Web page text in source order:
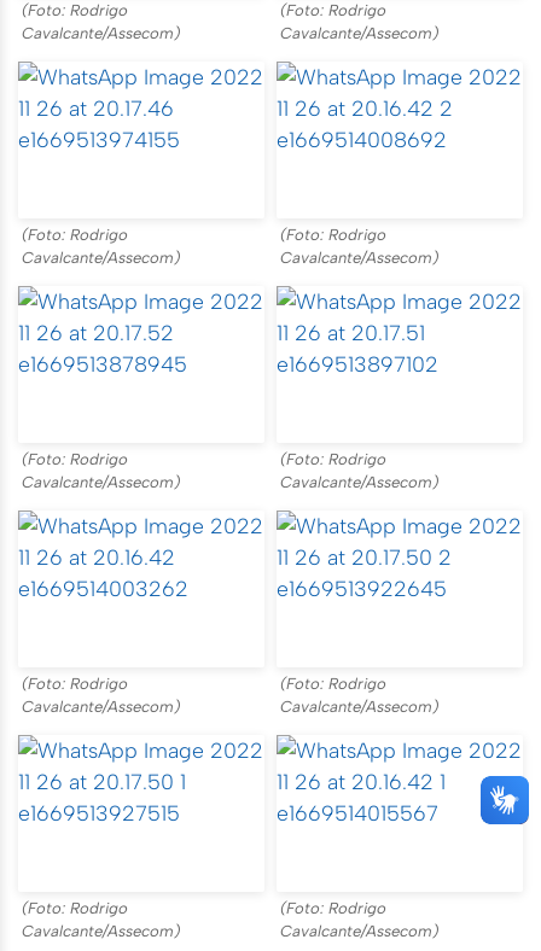
(Foto: Rodrigo
Cavalcante/Assecom)
(Foto: Rodrigo
Cavalcante/Assecom)
(Foto: Rodrigo
Cavalcante/Assecom)
(Foto: Rodrigo
Cavalcante/Assecom)
(Foto: Rodrigo
Cavalcante/Assecom)
(Foto: Rodrigo
Cavalcante/Assecom)
(Foto: Rodrigo
Cavalcante/Assecom)
(Foto: Rodrigo
Cavalcante/Assecom)
(Foto: Rodrigo
Cavalcante/Assecom)
(Foto: Rodrigo
Cavalcante/Assecom)